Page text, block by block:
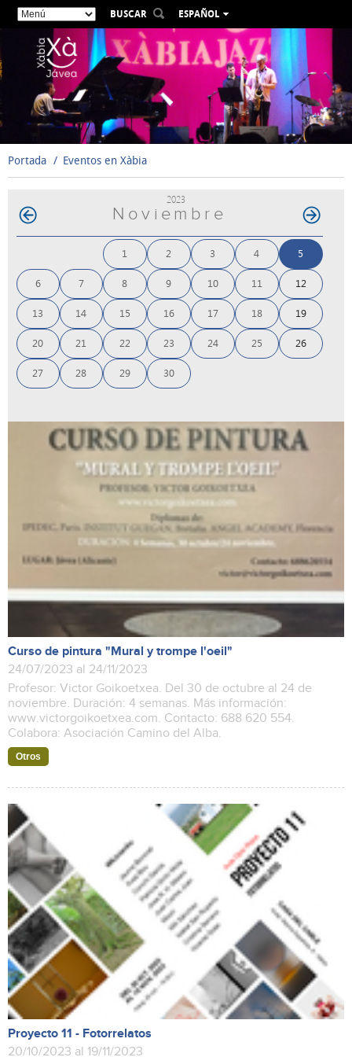
BUSCAR
ESPAÑOL
VALENCIÀ
ENGLISH
DEUTSCH
РУССКИЙ
Portada Eventos en Xàbia
2023
Noviembre
1 2 3 4 5
6 7 8 9 10 11 12
13 14 15 16 17 18 19
20 21 22 23 24 25 26
27 28 29 30
Curso de pintura "Mural y trompe l'oeil"
24/07/2023 al 24/11/2023
Profesor: Victor Goikoetxea. Del 30 de octubre al 24 de
noviembre. Duración: 4 semanas. Más información:
www.victorgoikoetxea.com. Contacto: 688 620 554.
Colabora: Asociación Camino del Alba.
Otros
Proyecto 11 - Fotorrelatos
20/10/2023 al 19/11/2023